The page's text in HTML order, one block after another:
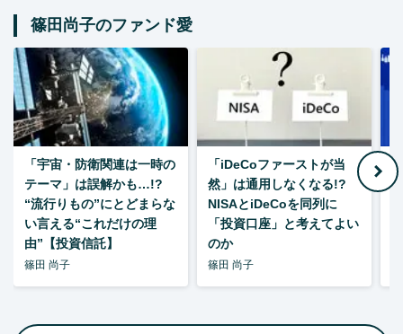
篠田尚子のファンド愛
「宇宙・防衛関連は一時の
テーマ」は誤解かも…!?
“流行りもの”にとどまらな
い言える“これだけの理
由”【投資信託】
篠田 尚子
「iDeCoファーストが当
然」は通用しなくなる!?
NISAとiDeCoを同列に
「投資口座」と考えてよい
のか
篠田 尚子